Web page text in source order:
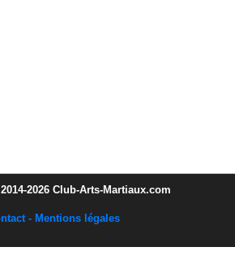
2026 Club-Arts-Martiaux.com
- Mentions légales